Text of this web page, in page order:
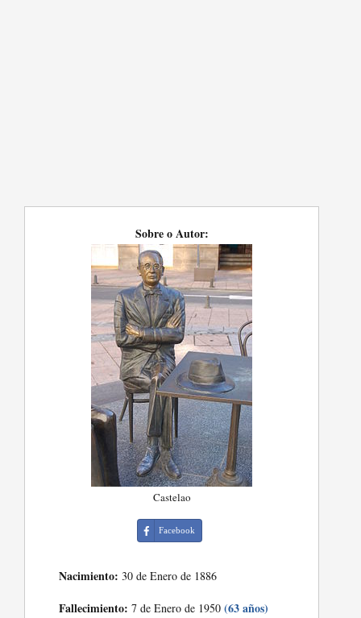
Sobre o Autor:
Castelao
Facebook
Nacimiento: 30 de Enero de 1886
Fallecimiento: 7 de Enero de 1950(63 años)